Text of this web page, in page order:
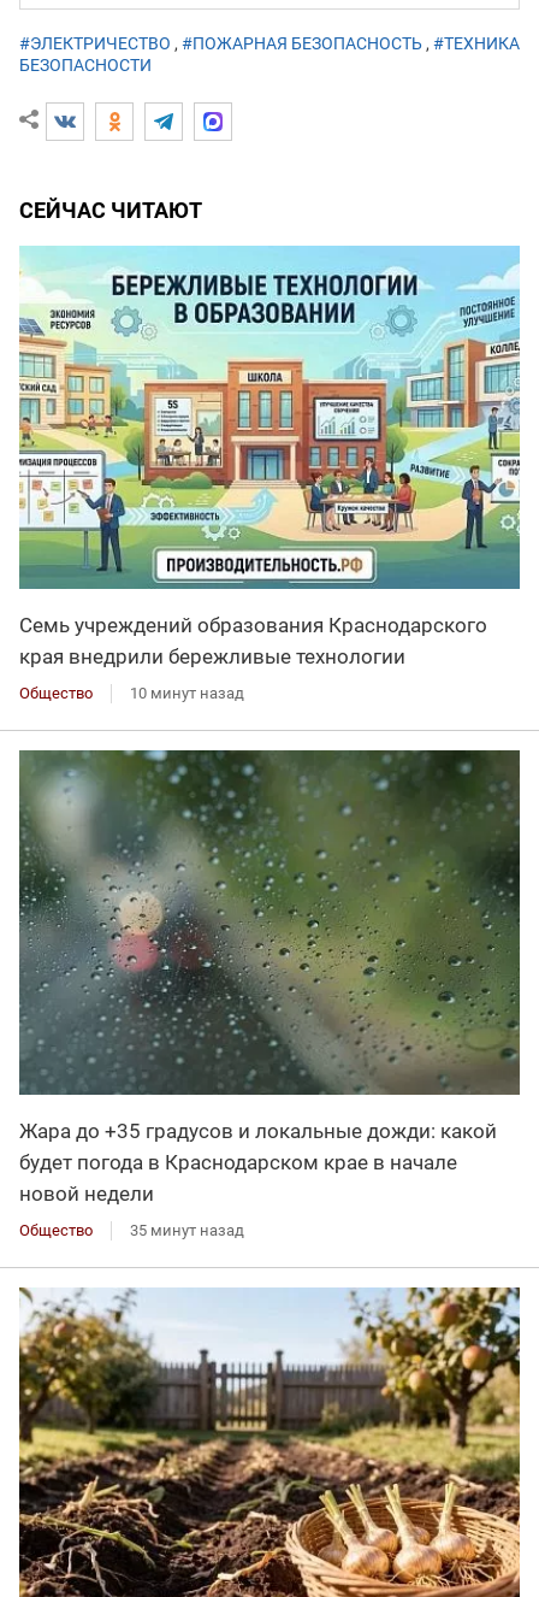
#ЭЛЕКТРИЧЕСТВО , #ПОЖАРНАЯ БЕЗОПАСНОСТЬ , #ТЕХНИКА
БЕЗОПАСНОСТИ
СЕЙЧАС ЧИТАЮТ
Семь учреждений образования Краснодарского
края внедрили бережливые технологии
Общество 10 минут назад
Жара до +35 градусов и локальные дожди: какой
будет погода в Краснодарском крае в начале
новой недели
Общество 35 минут назад